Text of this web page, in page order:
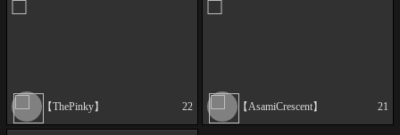
【ThePinky】 22 【AsamiCrescent】 21